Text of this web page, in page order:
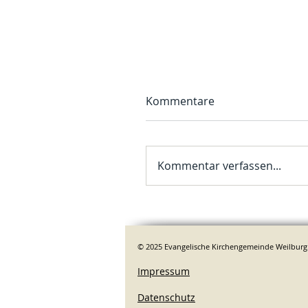
Kommentare
Kommentar verfassen...
© 2025 Evangelische Kirchengemeinde
Impressum
Datenschutz